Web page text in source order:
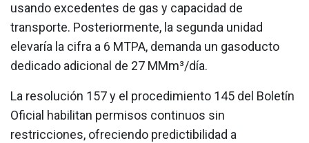
usando excedentes de gas y capacidad de
transporte. Posteriormente, la segunda unidad
elevaría la cifra a 6 MTPA, demanda un gasoducto
dedicado adicional de 27 MMm³/día.
La resolución 157 y el procedimiento 145 del Boletín
Oficial habilitan permisos continuos sin
restricciones, ofreciendo predictibilidad a